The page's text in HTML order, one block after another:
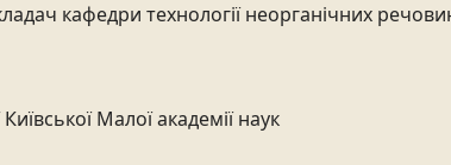
кафедри технології неорганічних
Малої академії наук